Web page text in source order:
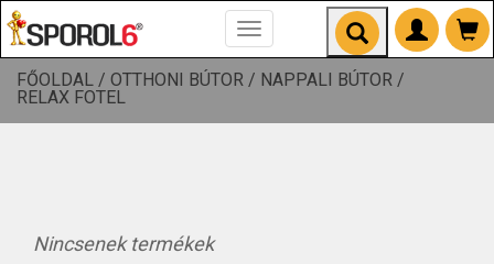
Toggle
navigation
FŐOLDAL / OTTHONI BÚTOR / NAPPALI BÚTOR /
RELAX FOTEL
Nincsenek termékek